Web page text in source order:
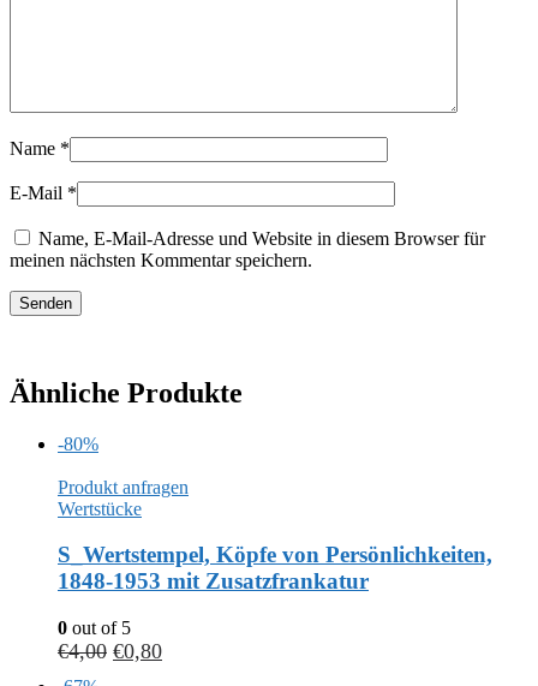
Name *
E-Mail *
Name, E-Mail-Adresse und Website in diesem Browser für
meinen nächsten Kommentar speichern.
Ähnliche Produkte
-80%
Produkt anfragen
Wertstücke
S_Wertstempel, Köpfe von Persönlichkeiten,
1848-1953 mit Zusatzfrankatur
0 out of 5
€4,00 €0,80